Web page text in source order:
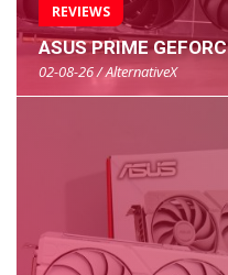
REVIEWS
ASUS PRIME
02-08-26 / AlternativeX